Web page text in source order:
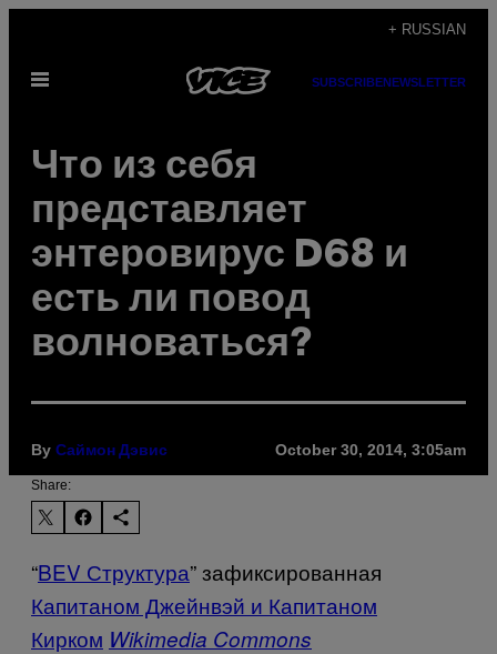
content
+ RUSSIAN
Open
SUBSCRIBENEWSLETTER
Что из себя
представляет
энтеровирус D68 и
есть ли повод
волноваться?
By Саймон Дэвис October 30, 2014, 3:05am
Share:
“BEV Структура” зафиксированная
Капитаном Джейнвэй и Капитаном
Кирком Wikimedia Commons